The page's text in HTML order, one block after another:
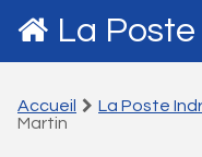
La Poste
Accueil La Poste
Martin